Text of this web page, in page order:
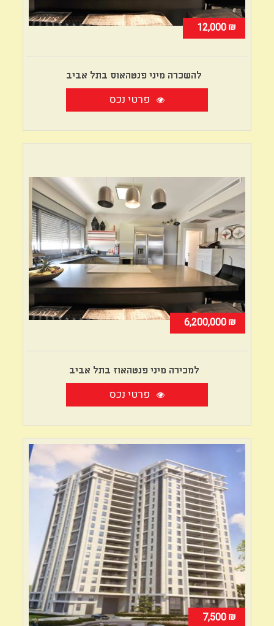
12,000 ₪
להשכרה מיני פנטהאוס בתל אביב
פרטי נכס
6,200,000 ₪
למכירה מיני פנטהאוז בתל אביב
פרטי נכס
7,500 ₪